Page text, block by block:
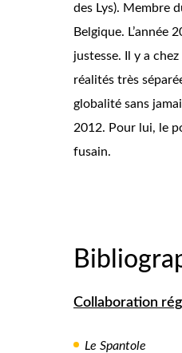
des Lys). Membre
Belgique.
justesse. Il y a
réalités très
globalité sans
2012. Pour lui, le
fusain.
Collaboration
Le Spantole